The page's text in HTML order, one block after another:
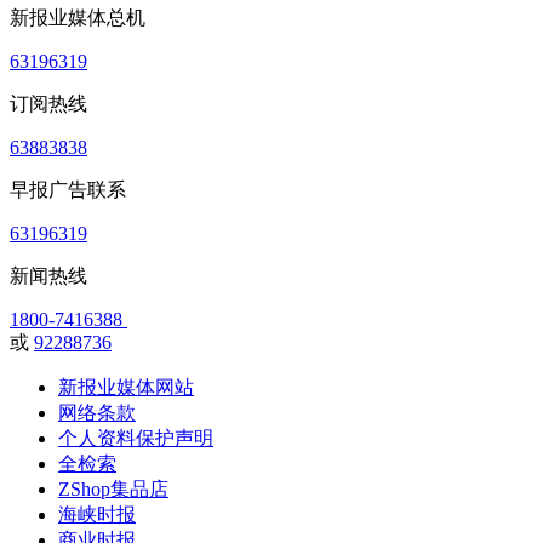
新报业媒体总机
63196319
订阅热线
63883838
早报广告联系
63196319
新闻热线
1800-7416388
或 92288736
新报业媒体网站
网络条款
个人资料保护声明
全检索
ZShop集品店
海峡时报